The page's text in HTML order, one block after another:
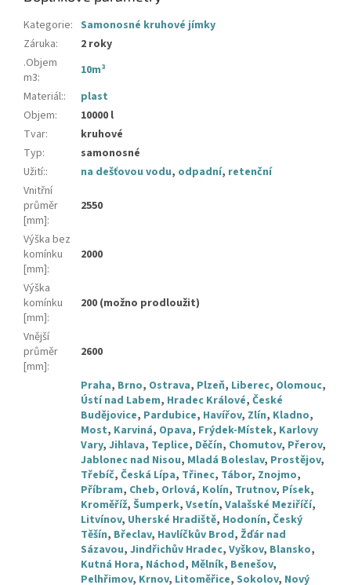
Kategorie: Samonosné kruhové jímky
Záruka:
2 roky
.Objem
m3:
10m³
Materiál::
plast
Objem:
10000 l
Tvar:
kruhové
Typ:
samonosné
Užití:: na dešťovou vodu, odpadní, retenční
Vnitřní
průměr
[mm]:
2550
Výška bez
komínku
[mm]:
2000
Výška
komínku
[mm]:
200 (možno prodloužit)
Vnější
průměr
[mm]:
2600
Praha, Brno, Ostrava, Plzeň, Liberec, Olomouc,
Ústí nad Labem, Hradec Králové, České
Budějovice, Pardubice, Havířov, Zlín, Kladno,
Most, Karviná, Opava, Frýdek-Místek, Karlovy
Vary, Jihlava, Teplice, Děčín, Chomutov, Přerov,
Jablonec nad Nisou, Mladá Boleslav, Prostějov,
Třebíč, Česká Lípa, Třinec, Tábor, Znojmo,
Příbram, Cheb, Orlová, Kolín, Trutnov, Písek,
Kroměříž, Šumperk, Vsetín, Valašské Meziříčí,
Litvínov, Uherské Hradiště, Hodonín, Český
Těšín, Břeclav, Havlíčkův Brod, Žďár nad
Sázavou, Jindřichův Hradec, Vyškov, Blansko,
Kutná Hora, Náchod, Mělník, Benešov,
Pelhřimov, Krnov, Litoměřice, Sokolov, Nový